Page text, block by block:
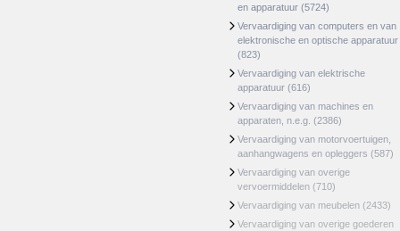
en apparatuur (5724)
Vervaardiging van computers en van
elektronische en optische apparatuur
(823)
Vervaardiging van elektrische
apparatuur (616)
Vervaardiging van machines en
apparaten, n.e.g. (2386)
Vervaardiging van motorvoertuigen,
aanhangwagens en opleggers (587)
Vervaardiging van overige
vervoermiddelen (710)
Vervaardiging van meubelen (2433)
Vervaardiging van overige goederen